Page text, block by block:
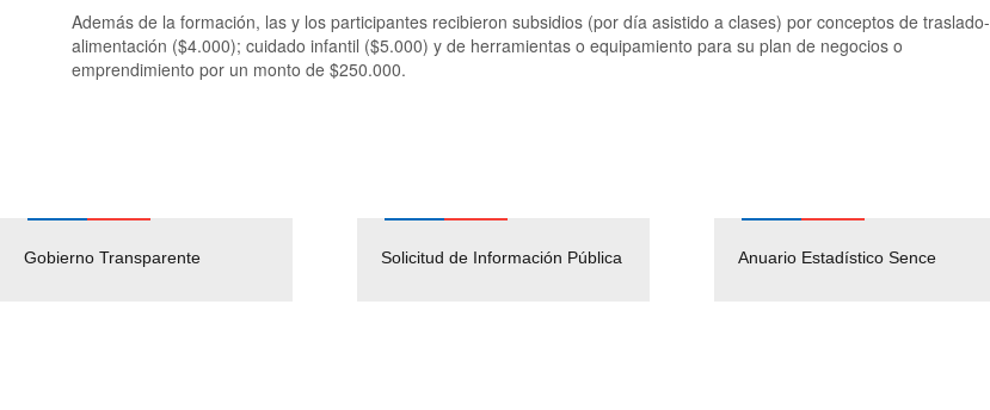
Además de la formación, las y los participantes recibieron subsidios (por día asistido a clases) por conceptos de traslado-
alimentación ($4.000); cuidado infantil ($5.000) y de herramientas o equipamiento para su plan de negocios o
emprendimiento por un monto de $250.000.
Gobierno Transparente Solicitud de Información Pública Anuario Estadístico Sence
Pago Proveedores
Empleos Públicos
Solicitud Audiencias y